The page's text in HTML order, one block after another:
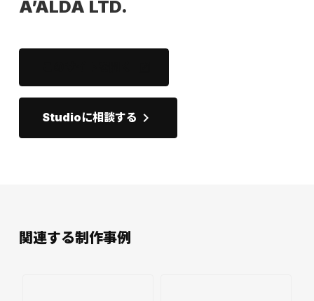
A’ALDA LTD.
Studioに相談する keyboard_arrow_right
関連する制作事例